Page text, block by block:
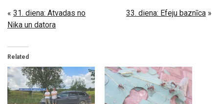
« 31. diena: Atvadas no
Nika un datora
33. diena: Efeju baznīca »
Related